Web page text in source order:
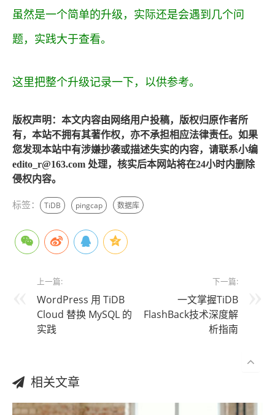
虽然是一个简单的升级，实际还是会遇到几个问
题，实践大于查看。
这里把整个升级记录一下，以供参考。
版权声明：本文内容由网络用户投稿，版权归原作者所
有，本站不拥有其著作权，亦不承担相应法律责任。如果
您发现本站中有涉嫌抄袭或描述失实的内容，请联系小编
edito_r@163.com 处理，核实后本网站将在24小时内删除
侵权内容。
标签： TiDB pingcap 数据库
上一篇:
WordPress 用 TiDB
Cloud 替换 MySQL 的
实践
下一篇:
一文掌握TiDB
FlashBack技术深度解
析指南
相关文章